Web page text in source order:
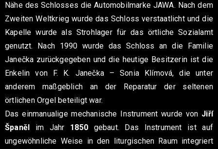
Nähe des Schlosses die Automobilmarke JAWA. Nach dem
Zweiten Weltkrieg wurde das Schloss verstaatlicht und die
Kapelle wurde als Strohlager für das örtliche Sozialamt
genutzt. Nach 1990 wurde das Schloss an die Familie
Janečka zurückgegeben und die heutige Besitzerin ist die
Enkelin von F. K. Janečka – Sonia Klímová, die unter
anderem maßgeblich an der Reparatur der seltenen
örtlichen Orgel beteiligt war.
Das einmanualige mechanische Instrument wurde von Jiří
Španěl im Jahr 1850gebaut. Das Instrument ist auf
ungewöhnliche Weise in den liturgischen Raum integriert